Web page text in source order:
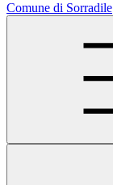
Comune di Sorradile